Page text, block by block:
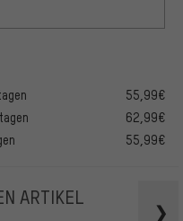
55,99€
62,99€
55,99€
ARTIKEL